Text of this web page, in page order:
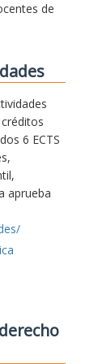
de
6 ECTS
aprueba